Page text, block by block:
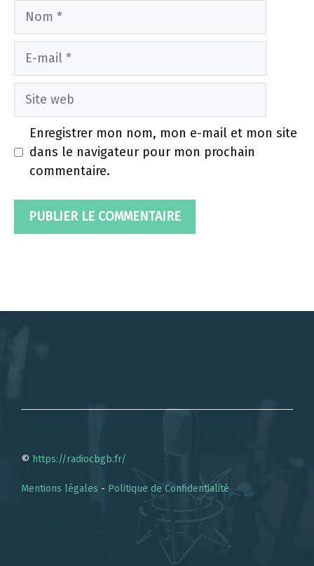
Nom
Site
Enregistrer mon nom, mon e-mail et mon site
dans le navigateur pour mon prochain
commentaire.
© https://radiocbgb.fr/
Mentions légales - Politique de Confidentialité